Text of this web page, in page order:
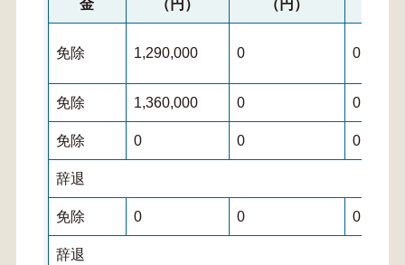
金
（円）
（円）
免除 1,290,000 0 0
免除 1,360,000 0 0
免除 0 0 0
辞退
免除 0 0 0
辞退